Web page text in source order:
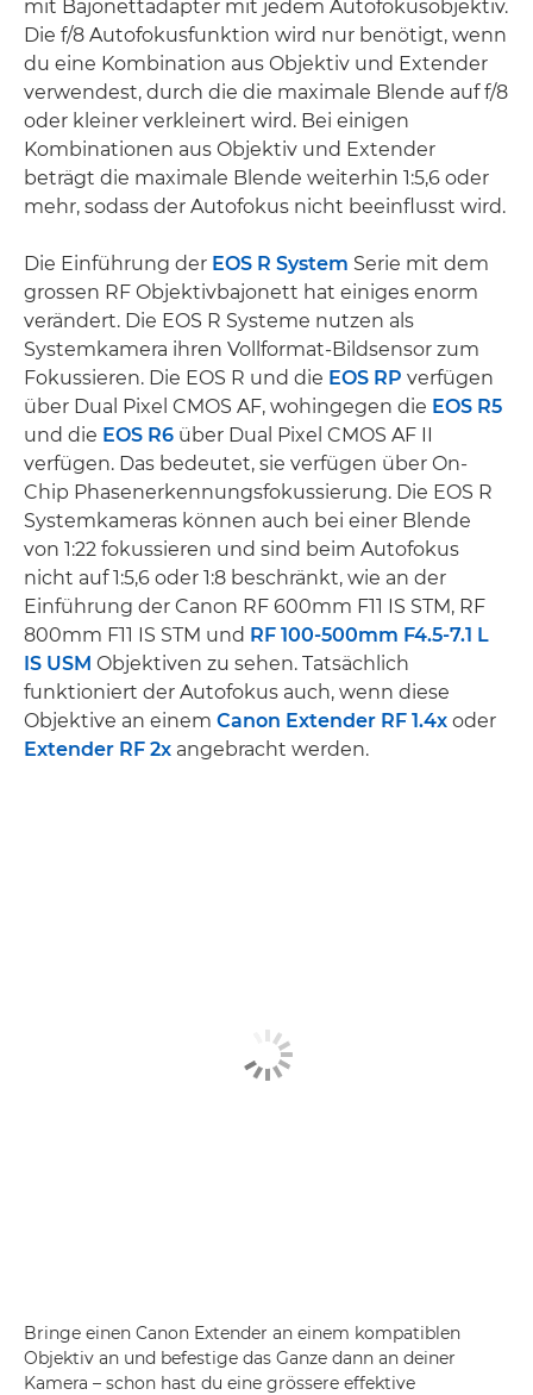
mit Bajonettadapter mit jedem Autofokusobjektiv.
Die f/8 Autofokusfunktion wird nur benötigt, wenn
du eine Kombination aus Objektiv und Extender
verwendest, durch die die maximale Blende auf f/8
oder kleiner verkleinert wird. Bei einigen
Kombinationen aus Objektiv und Extender
beträgt die maximale Blende weiterhin 1:5,6 oder
mehr, sodass der Autofokus nicht beeinflusst wird.
Die Einführung der EOS R System Serie mit dem
grossen RF Objektivbajonett hat einiges enorm
verändert. Die EOS R Systeme nutzen als
Systemkamera ihren Vollformat-Bildsensor zum
Fokussieren. Die EOS R und die EOS RP verfügen
über Dual Pixel CMOS AF, wohingegen die EOS R5
und die EOS R6 über Dual Pixel CMOS AF II
verfügen. Das bedeutet, sie verfügen über On-
Chip Phasenerkennungsfokussierung. Die EOS R
Systemkameras können auch bei einer Blende
von 1:22 fokussieren und sind beim Autofokus
nicht auf 1:5,6 oder 1:8 beschränkt, wie an der
Einführung der Canon RF 600mm F11 IS STM, RF
800mm F11 IS STM und RF 100-500mm F4.5-7.1 L
IS USM Objektiven zu sehen. Tatsächlich
funktioniert der Autofokus auch, wenn diese
Objektive an einem Canon Extender RF 1.4x oder
Extender RF 2x angebracht werden.
Bringe einen Canon Extender an einem kompatiblen
Objektiv an und befestige das Ganze dann an deiner
Kamera – schon hast du eine grössere effektive